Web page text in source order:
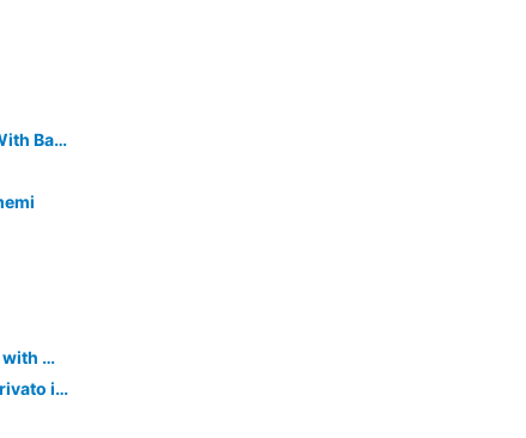
Mazzarelli Holiday Home - Studio 1 With Balcony
Cozy apartment in Marina di Ragusa with WiFi
SOTTOVOCE Camera con giardino privato ingresso indipendente